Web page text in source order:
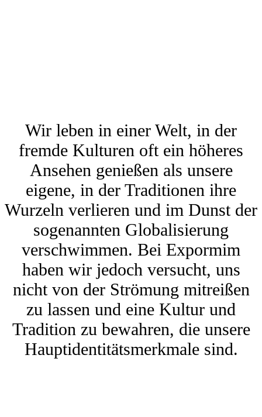
Wir leben in einer Welt, in der
fremde Kulturen oft ein höheres
Ansehen genießen als unsere
eigene, in der Traditionen ihre
Wurzeln verlieren und im Dunst der
sogenannten Globalisierung
verschwimmen. Bei Expormim
haben wir jedoch versucht, uns
nicht von der Strömung mitreißen
zu lassen und eine Kultur und
Tradition zu bewahren, die unsere
Hauptidentitätsmerkmale sind.